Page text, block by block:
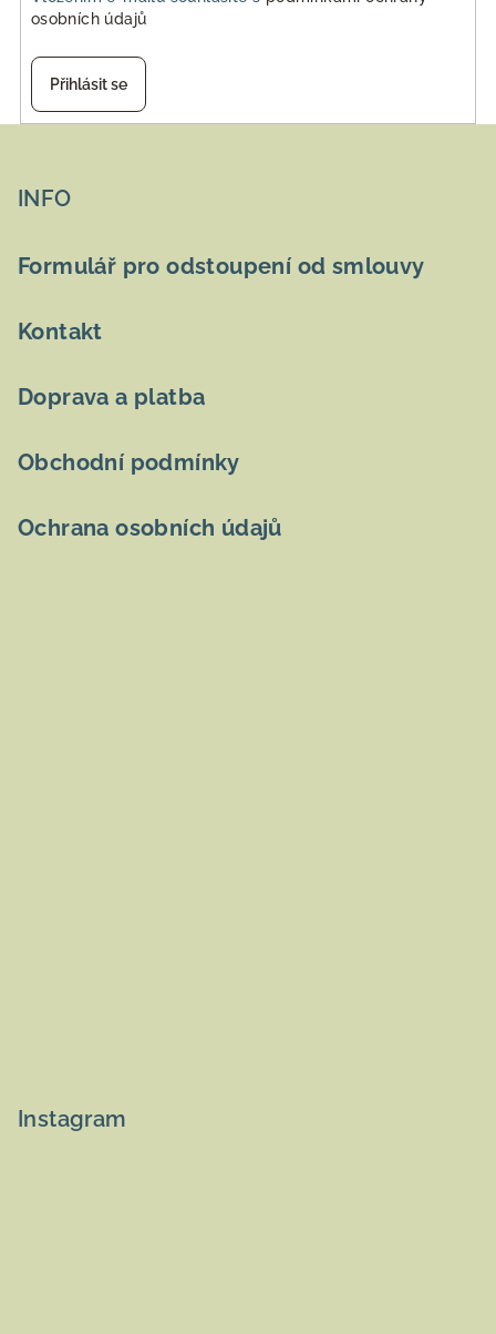
osobních údajů
Přihlásit se
INFO
Formulář pro odstoupení od smlouvy
Kontakt
Doprava a platba
Obchodní podmínky
Ochrana osobních údajů
Instagram